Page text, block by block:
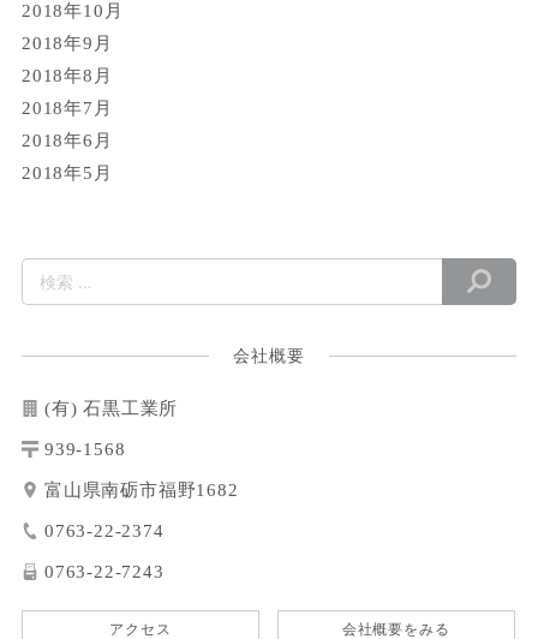
2018年10月
2018年9月
2018年8月
2018年7月
2018年6月
2018年5月
会社概要
(有) 石黒工業所
939-1568
富山県南砺市福野1682
0763-22-2374
0763-22-7243
アクセス 会社概要をみる